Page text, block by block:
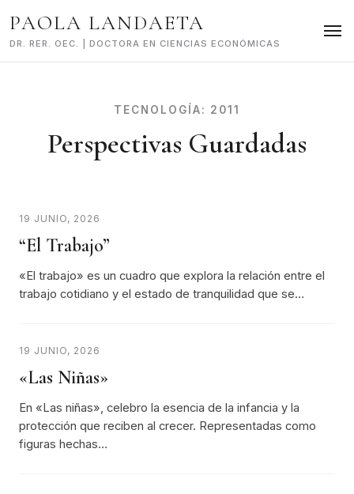
to
content
PAOLA LANDAETA
DR. RER. OEC. | DOCTORA EN CIENCIAS ECONÓMICAS
TECNOLOGÍA: 2011
Perspectivas Guardadas
19 JUNIO, 2026
“El Trabajo”
«El trabajo» es un cuadro que explora la relación entre el
trabajo cotidiano y el estado de tranquilidad que se…
19 JUNIO, 2026
«Las Niñas»
En «Las niñas», celebro la esencia de la infancia y la
protección que reciben al crecer. Representadas como
figuras hechas…